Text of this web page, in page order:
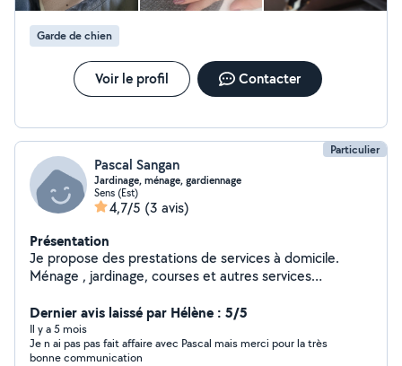
Garde de chien
Voir le profil Contacter
Particulier
Pascal Sangan
Jardinage, ménage, gardiennage
Sens (Est)
4,7/5 (3 avis)
Présentation
Je propose des prestations de services à domicile.
Ménage , jardinage, courses et autres services
Dernier avis laissé par Hélène : 5/5
Il y a 5 mois
Je n ai pas pas fait affaire avec Pascal mais merci pour la très
bonne communication